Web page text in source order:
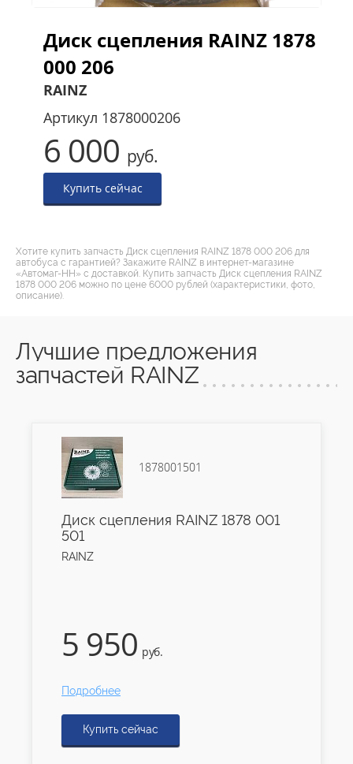
Диск сцепления RAINZ 1878
000 206
RAINZ
Артикул 1878000206
6 000 руб.
Купить сейчас
Хотите купить запчасть Диск сцепления RAINZ 1878 000 206 для
автобуса с гарантией? Закажите RAINZ в интернет-магазине
«Автомаг-НН» с доставкой. Купить запчасть Диск сцепления RAINZ
1878 000 206 можно по цене 6000 рублей (характеристики, фото,
описание).
Лучшие предложения
запчастей RAINZ
1878001501
Диск сцепления RAINZ 1878 001
501
RAINZ
5 950 руб.
Подробнее
Купить сейчас